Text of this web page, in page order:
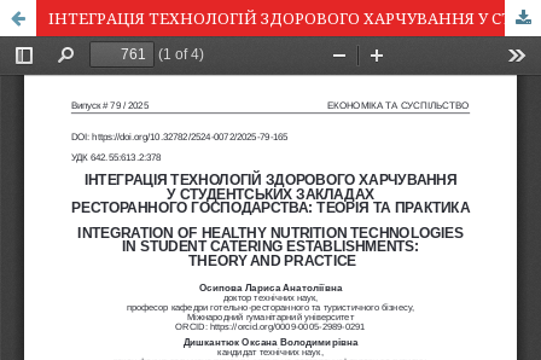
ІНТЕГРАЦІЯ ТЕХНОЛОГІЙ ЗДОРОВОГО ХАРЧУВАННЯ У СТУДЕНТСЬКИХ ЗАКЛАДАХ РЕСТОРАННОГО ГОСПОДАРСТВА: ТЕОРІЯ ТА ПРАКТИКА